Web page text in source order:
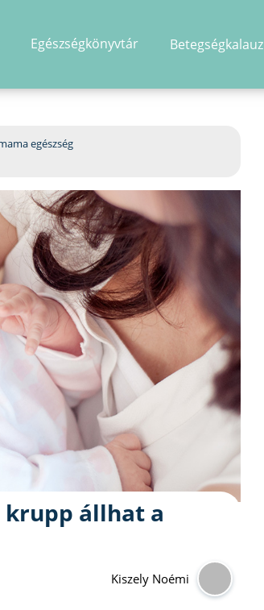
Egészségkönyvtár Betegségkalauz
egészség
krupp állhat a
Kiszely Noémi